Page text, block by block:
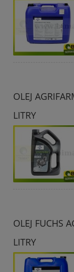
OLEJ
LITRY
OLEJ FUCHS
LITRY